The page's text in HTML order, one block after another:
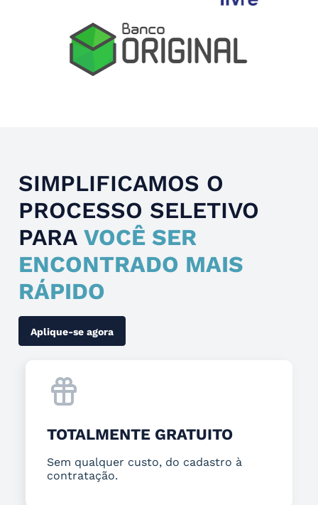
SIMPLIFICAMOS O
PROCESSO SELETIVO
PARA VOCÊ SER
ENCONTRADO MAIS
RÁPIDO
Aplique-se agora
TOTALMENTE GRATUITO
Sem qualquer custo, do cadastro à
contratação.